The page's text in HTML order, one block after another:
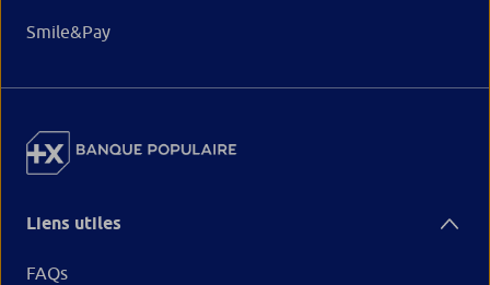
Smile&Pay
Liens utiles
FAQs